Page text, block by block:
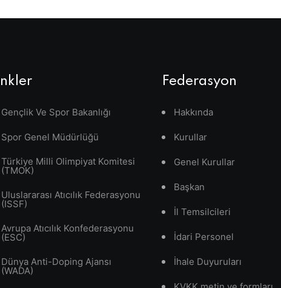
Gençlik Ve Spor Bakanlığı
Spor Genel Müdürlüğü
Türkiye Milli Olimpiyat Komitesi
(TMOK)
Uluslararası Atıcılık Federasyonu
(ISSF)
Avrupa Atıcılık Konfederasyonu
(ESC)
Dünya Anti-Doping Ajansı
(WADA)
Federasyon
Hakkında
Kurullar
Genel Kurullar
Başkan
İl Temsilcileri
İdari Personel
İhale Duyuruları